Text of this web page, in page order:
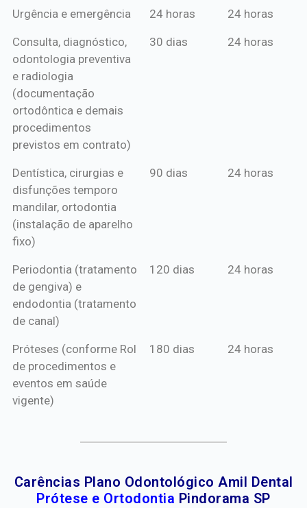
*Procedimentos Amil
*Pagamento
mensal*
*Pagamento
de crédito
Urgência e emergência 24 horas 24 horas
Consulta, diagnóstico,
odontologia preventiva
e radiologia
(documentação
ortodôntica e demais
procedimentos
previstos em contrato)
30 dias 24 horas
Dentística, cirurgias e
disfunções temporo
mandilar, ortodontia
(instalação de aparelho
fixo)
90 dias 24 horas
Periodontia (tratamento
de gengiva) e
endodontia (tratamento
de canal)
120 dias 24 horas
Próteses (conforme Rol
de procedimentos e
eventos em saúde
vigente)
180 dias 24 horas
Carências Plano Odontológico Amil Dental
Prótese e Ortodontia Pindorama SP